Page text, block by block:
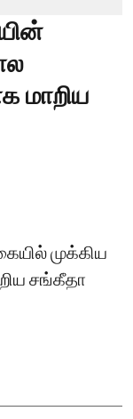
மாறிய
முக்கிய
சங்கீதா